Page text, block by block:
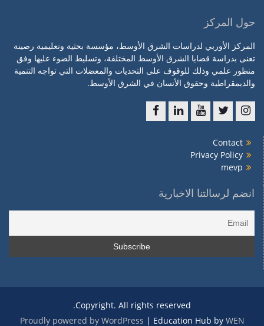
حول المركز
المركز الأوربي لدراسات الشرق الأوسط، مؤسسة بحثية وتعليمية رصينة
تعنى بدراسة قضايا الشرق الأوسط المختلفة، وتسليط الضوء عليها وفق
منظور علمي وذلك للوقوف على التحديات والمعضلات التي تواجه التنمية
والديمقراطية وحقوق الأنسان في الشرق الأوسط.
Contact
Privacy Policy
mevp
انضم لرسالتنا الاخبارية
Copyright. All rights reserved.
Proudly powered by WordPress | Education Hub by WEN